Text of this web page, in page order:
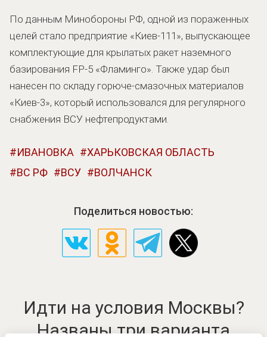
По данным Минобороны РФ, одной из пораженных
целей стало предприятие «Киев-111», выпускающее
комплектующие для крылатых ракет наземного
базирования FP-5 «Фламинго». Также удар был
нанесен по складу горюче-смазочных материалов
«Киев-3», который использовался для регулярного
снабжения ВСУ нефтепродуктами.
ИВАНОВКА
ХАРЬКОВСКАЯ ОБЛАСТЬ
ВС РФ
ВСУ ВОЛЧАНСК
Поделиться новостью:
Идти на условия Москвы?
Названы три варианта